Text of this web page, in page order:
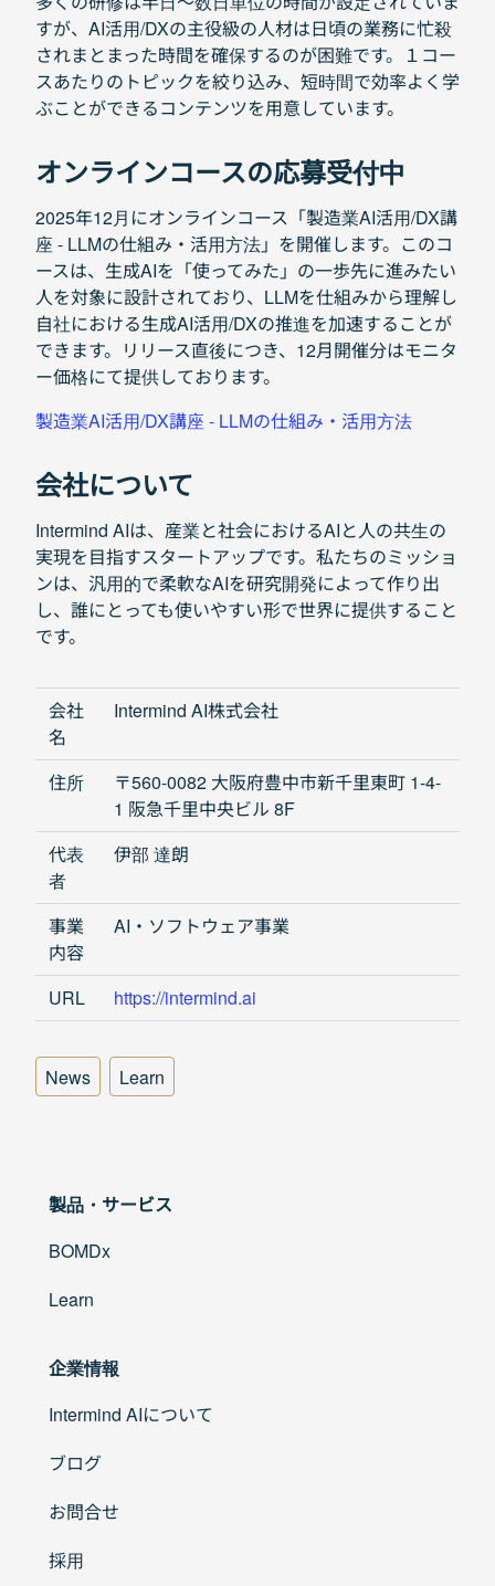
すが、AI活用/DXの主役級の人材は日頃の業務に忙殺
されまとまった時間を確保するのが困難です。１コー
スあたりのトピックを絞り込み、短時間で効率よく学
ぶことができるコンテンツを用意しています。
オンラインコースの応募受付中
2025年12月にオンラインコース「製造業AI活用/DX講
座 - LLMの仕組み・活用方法」を開催します。このコ
ースは、生成AIを「使ってみた」の一歩先に進みたい
人を対象に設計されており、LLMを仕組みから理解し
自社における生成AI活用/DXの推進を加速することが
できます。リリース直後につき、12月開催分はモニタ
ー価格にて提供しております。
製造業AI活用/DX講座 - LLMの仕組み・活用方法
会社について
Intermind AIは、産業と社会におけるAIと人の共生の
実現を目指すスタートアップです。私たちのミッショ
ンは、汎用的で柔軟なAIを研究開発によって作り出
し、誰にとっても使いやすい形で世界に提供すること
です。
会社
名
Intermind AI株式会社
住所
〒560-0082 大阪府豊中市新千里東町 1-4-
1 阪急千里中央ビル 8F
代表
者
伊部 達朗
事業
内容
AI・ソフトウェア事業
URL https://intermind.ai
News Learn
製品・サービス
BOMDx
Learn
企業情報
Intermind AIについて
ブログ
お問合せ
採用